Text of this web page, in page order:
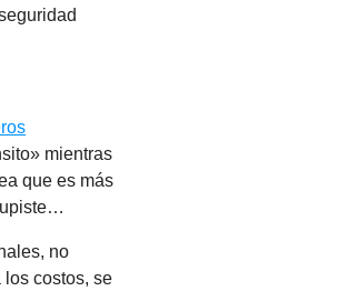
mientras
que es más
no
los costos, se